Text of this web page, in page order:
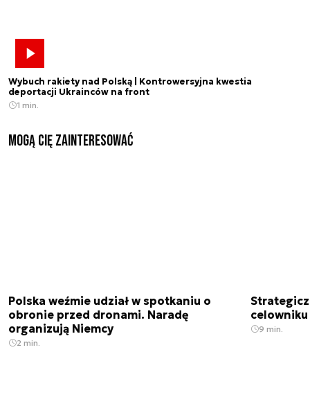
Wybuch rakiety nad Polską | Kontrowersyjna kwestia
deportacji Ukrainców na front
1 min.
Mogą Cię zainteresować
Polska weźmie udział w spotkaniu o
obronie przed dronami. Naradę
organizują Niemcy
2 min.
9 min.